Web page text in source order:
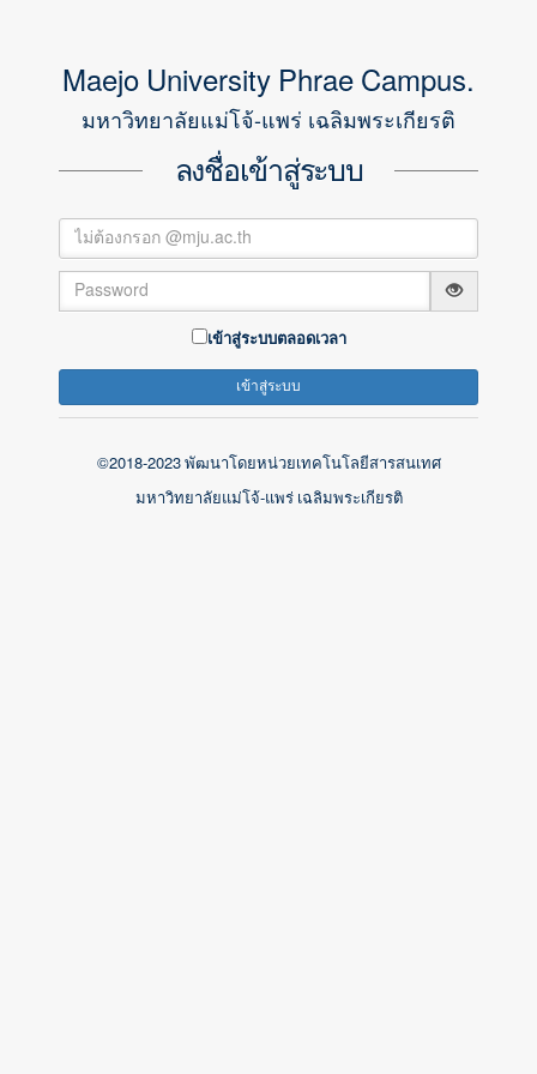
Maejo University Phrae Campus.
มหาวิทยาลัยแม่โจ้-แพร่ เฉลิมพระเกียรติ
ลงชื่อเข้าสู่ระบบ
เข้าสู่ระบบตลอดเวลา
©2018-2023 พัฒนาโดยหน่วยเทคโนโลยีสารสนเทศ
มหาวิทยาลัยแม่โจ้-แพร่ เฉลิมพระเกียรติ
Create Account
Already a member ?Log in
มหาวิทยาลัยแม่โจ้-แพร่
เฉลิมพระเกียรติ
©2018 All Rights Reserved. Gentelella Alela! is a Bootstrap 3